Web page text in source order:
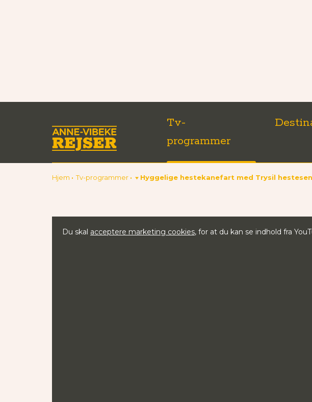
Tv-
programmer
Hjem Tv-programmer Hyggelige hestekanefart med Trysil
Du skal acceptere marketing cookies, for at du kan se indhold fra